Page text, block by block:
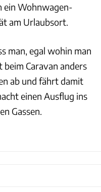
ein Wohnwagen-
am Urlaubsort.
man, egal wohin man
Caravan anders
ab und fährt damit
einen Ausflug ins
Gassen.